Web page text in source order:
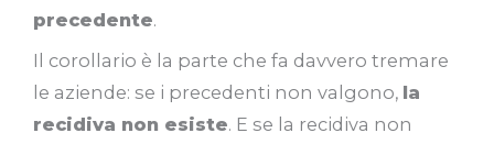
precedente.
Il corollario è la parte che fa davvero tremare
le aziende: se i precedenti non valgono, la
recidiva non esiste. E se la recidiva non